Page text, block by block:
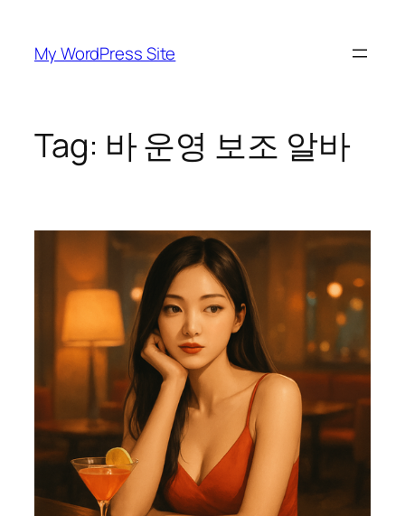
content
My WordPress Site
Tag: 바 운영 보조 알바